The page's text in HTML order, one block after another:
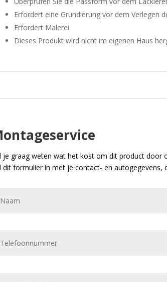
Erfordert eine Grundierung vor dem Verlegen
Erfordert Malerei
Dieses Produkt wird nicht im eigenen Haus
je graag weten wat het kost om dit product door
dit formulier in met je contact- en